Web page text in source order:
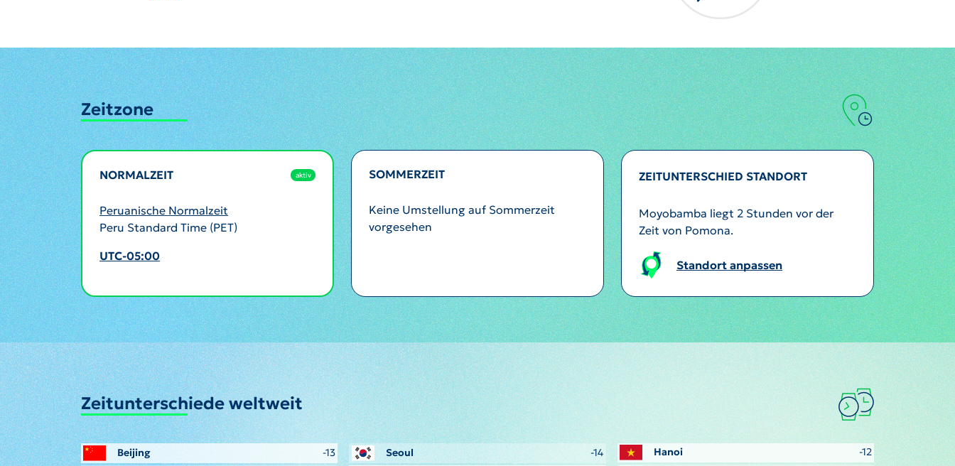
Zeitzone
NORMALZEIT aktiv
Peruanische Normalzeit
Peru Standard Time (PET)
UTC-05:00
SOMMERZEIT
Keine Umstellung auf Sommerzeit
vorgesehen
ZEITUNTERSCHIED STANDORT
Moyobamba liegt 2 Stunden vor der
Zeit von Pomona.
Standort anpassen
Zeitunterschiede weltweit
Beijing
-13
Seoul
-14
Hanoi
-12